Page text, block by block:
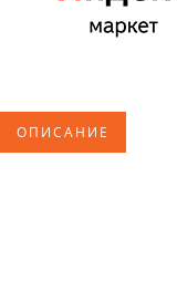
ОПИСАНИЕ